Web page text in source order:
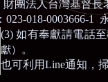
法人台灣基督長
023-018-0003666-1
(3) 如有奉獻請電話
獻）
。
也可利用Line通知，